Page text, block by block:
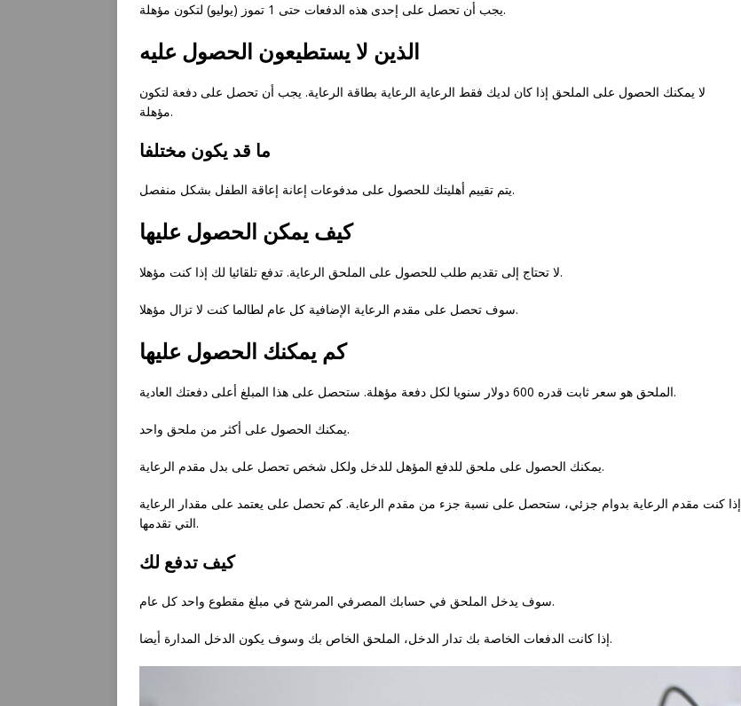
يجب أن تحصل على إحدى هذه الدفعات حتى 1 تموز (يوليو) لتكون مؤهلة.
الذين لا يستطيعون الحصول عليه
لا يمكنك الحصول على الملحق إذا كان لديك فقط الرعاية الرعاية بطاقة الرعاية. يجب أن تحصل على دفعة لتكون
مؤهلة.
ما قد يكون مختلفا
يتم تقييم أهليتك للحصول على مدفوعات إعانة إعاقة الطفل بشكل منفصل.
كيف يمكن الحصول عليها
لا تحتاج إلى تقديم طلب للحصول على الملحق الرعاية. تدفع تلقائيا لك إذا كنت مؤهلا.
سوف تحصل على مقدم الرعاية الإضافية كل عام لطالما كنت لا تزال مؤهلا.
كم يمكنك الحصول عليها
الملحق هو سعر ثابت قدره 600 دولار سنويا لكل دفعة مؤهلة. ستحصل على هذا المبلغ أعلى دفعتك العادية.
يمكنك الحصول على أكثر من ملحق واحد.
یمکنك الحصول علی ملحق للدفع المؤھل للدخل ولكل شخص تحصل علی بدل مقدم الرعایة.
إذا كنت مقدم الرعاية بدوام جزئي، ستحصل على نسبة جزء من مقدم الرعاية. كم تحصل على يعتمد على مقدار الرعاية
التي تقدمها.
كيف تدفع لك
سوف يدخل الملحق في حسابك المصرفي المرشح في مبلغ مقطوع واحد كل عام.
إذا كانت الدفعات الخاصة بك تدار الدخل، الملحق الخاص بك وسوف يكون الدخل المدارة أيضا.